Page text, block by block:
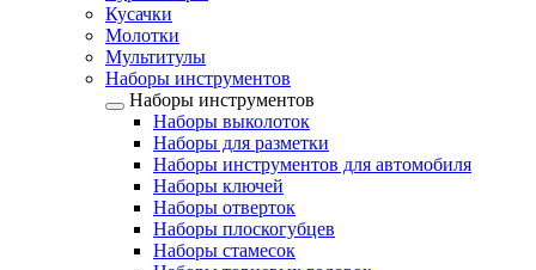
Кусачки
Молотки
Мультитулы
Наборы инструментов
Наборы инструментов
Наборы выколоток
Наборы для разметки
Наборы инструментов для автомобиля
Наборы ключей
Наборы отверток
Наборы плоскогубцев
Наборы стамесок